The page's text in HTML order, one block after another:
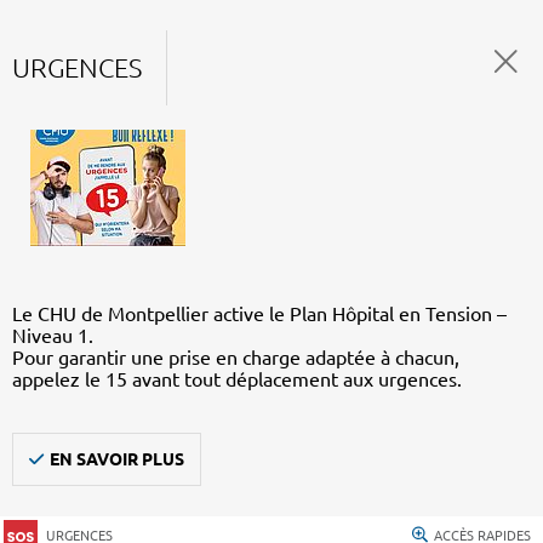
URGENCES
Le CHU de Montpellier active le Plan Hôpital en Tension –
Niveau 1.
Pour garantir une prise en charge adaptée à chacun,
appelez le 15 avant tout déplacement aux urgences.
EN SAVOIR PLUS
URGENCES ACCÈS RAPIDES